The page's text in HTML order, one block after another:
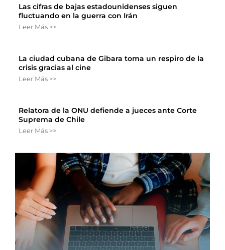
Las cifras de bajas estadounidenses siguen
fluctuando en la guerra con Irán
Leer Más >>
La ciudad cubana de Gibara toma un respiro de la
crisis gracias al cine
Leer Más >>
Relatora de la ONU defiende a jueces ante Corte
Suprema de Chile
Leer Más >>